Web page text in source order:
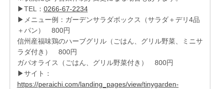
▶TEL： 0266-67-2234
▶メニュー例：ガーデンサラダボックス（サラダ＋デリ4品
＋パン） 800円
信州産福味鶏のハーブグリル（ごはん、グリル野菜、ミニサ
ラダ付き） 800円
ガパオライス（ごはん、グリル野菜付き） 800円
▶サイト：
https://peraichi.com/landing_pages/view/tinygarden-